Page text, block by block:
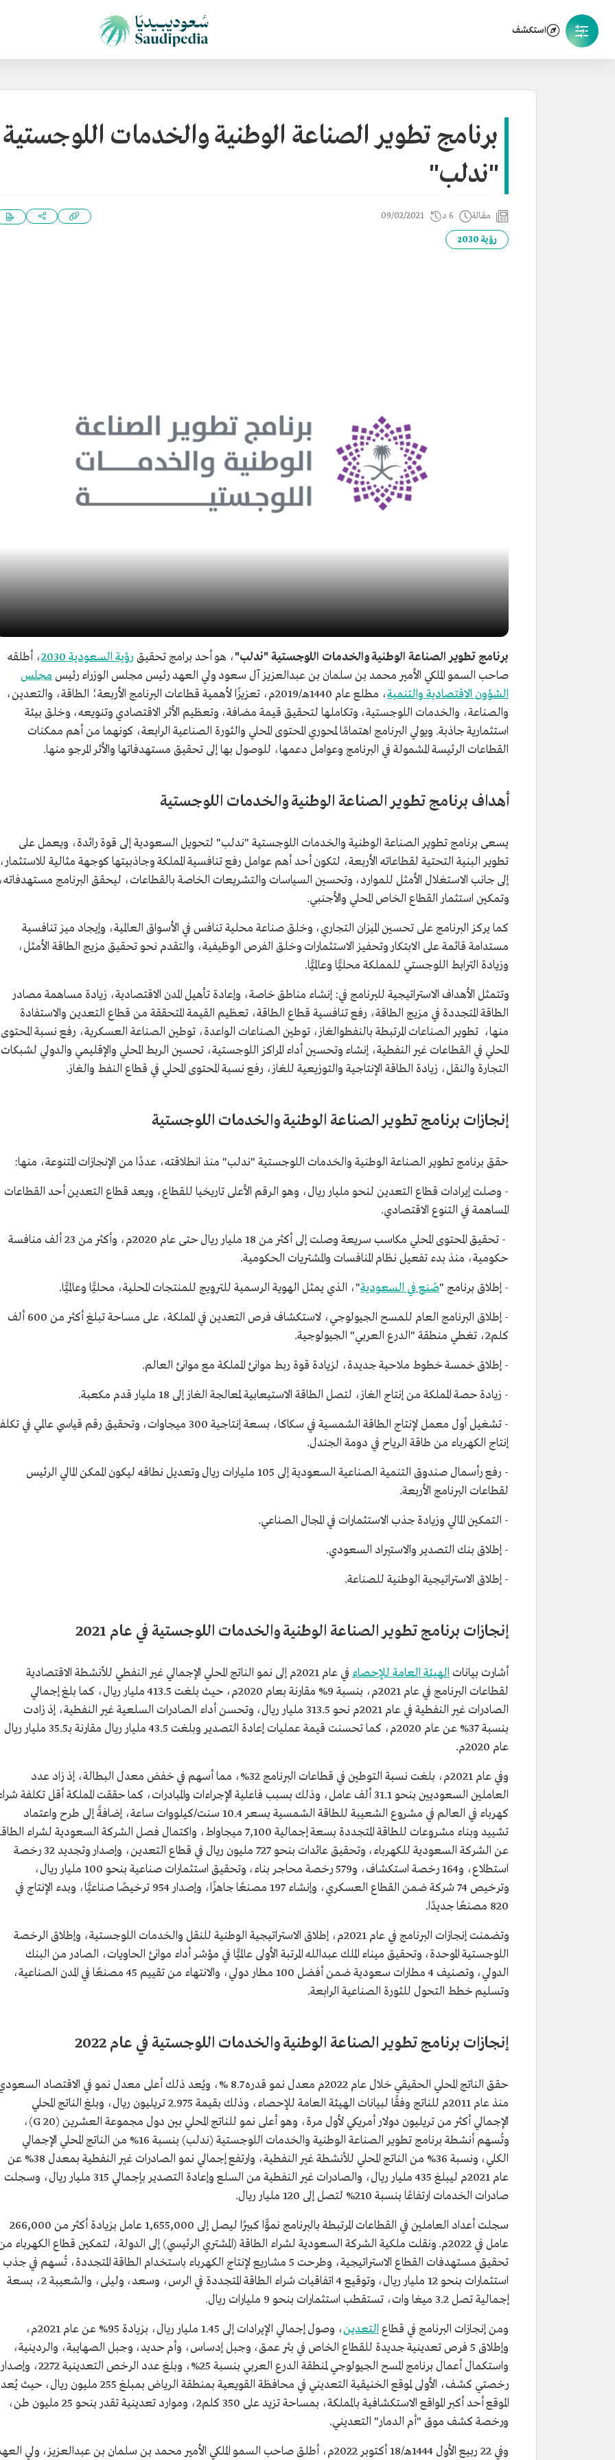
استكشف
برنامج تطوير الصناعة الوطنية والخدمات اللوجستية
"ندلب"
مقالة 6 د 09/02/2021
رؤية 2030
برنامج تطوير الصناعة الوطنية والخدمات اللوجستية "ندلب"، هو أحد برامج تحقيق رؤية السعودية 2030
، أطلقه
صاحب السمو الملكي الأمير محمد بن سلمان بن عبدالعزيز آل سعود ولي العهد رئيس مجلس الوزراء رئيس مجلس
الشؤون الاقتصادية والتنمية
، مطلع عام 1440هـ/2019م، تعزيزًا لأهمية قطاعات البرنامج الأربعة؛ الطاقة، والتعدين،
والصناعة، والخدمات اللوجستية، وتكاملها لتحقيق قيمة مضافة، وتعظيم الأثر الاقتصادي وتنويعه، وخلق بيئة
استثمارية جاذبة. ويولي البرنامج اهتمامًا لمحوري المحتوى المحلي والثورة الصناعية الرابعة، كونهما من أهم ممكنات
القطاعات الرئيسة المشمولة في البرنامج وعوامل دعمها، للوصول بها إلى تحقيق مستهدفاتها والأثر المرجو منها.
أهداف برنامج تطوير الصناعة الوطنية والخدمات اللوجستية
يسعى برنامج تطوير الصناعة الوطنية والخدمات اللوجستية "ندلب" لتحويل السعودية إلى قوة رائدة، ويعمل على
تطوير البنية التحتية لقطاعاته الأربعة، لتكون أحد أهم عوامل رفع تنافسية المملكة وجاذبيتها كوجهة مثالية للاستثمار،
إلى جانب الاستغلال الأمثل للموارد، وتحسين السياسات والتشريعات الخاصة بالقطاعات، ليحقق البرنامج
وتمكين استثمار القطاع الخاص المحلي والأجنبي.
كما يركز البرنامج على تحسين الميزان التجاري، وخلق صناعة محلية تنافس في الأسواق العالمية، وإيجاد ميز تنافسية
مستدامة قائمة على الابتكار وتحفيز الاستثمارات وخلق الفرص الوظيفية، والتقدم نحو تحقيق مزيج الطاقة الأمثل،
وزيادة الترابط اللوجستي للمملكة محليًّا وعالميًّا.
وتتمثل الأهداف الاستراتيجية للبرنامج في: إنشاء مناطق خاصة، وإعادة تأهيل المدن الاقتصادية، زيادة مساهمة مصادر
الطاقة المتجددة في مزيج الطاقة، رفع تنافسية قطاع الطاقة، تعظيم القيمة المتحققة من قطاع التعدين والاستفادة
منها، تطوير الصناعات المرتبطة بالنفطوالغاز، توطين الصناعات الواعدة، توطين الصناعة العسكرية، رفع نسبة المحتوى
المحلي في القطاعات غير النفطية، إنشاء وتحسين أداء المراكز اللوجستية، تحسين الربط المحلي والإقليمي والدولي لشبكات
التجارة والنقل، زيادة الطاقة الإنتاجية والتوزيعية للغاز، رفع نسبة المحتوى المحلي في قطاع النفط والغاز.
إنجازات برنامج تطوير الصناعة الوطنية والخدمات اللوجستية
حقق برنامج تطوير الصناعة الوطنية والخدمات اللوجستية "ندلب" منذ انطلاقته، عددًا من الإنجازات المتنوعة، منها:
- وصلت إيرادات قطاع التعدين لنحو مليار ريال، وهو الرقم الأعلى تاريخيا للقطاع، ويعد قطاع التعدين أحد القطاعات
المساهمة في التنوع الاقتصادي.
- تحقيق المحتوى المحلي مكاسب سريعة وصلت إلى أكثر من 18 مليار ريال حتى عام 2020م، وأكثر من 23 ألف منافسة
حكومية، منذ بدء تفعيل نظام المنافسات والمشتريات الحكومية.
- إطلاق برنامج "صُنع في السعودية"، الذي يمثل الهوية الرسمية للترويج للمنتجات المحلية، محليًّا وعالميًّا.
- إطلاق البرنامج العام للمسح الجيولوجي، لاستكشاف فرص التعدين في المملكة، على مساحة تبلغ أكثر من 600 ألف
كلم2، تغطي منطقة "الدرع العربي" الجيولوجية.
- إطلاق خمسة خطوط ملاحية جديدة، لزيادة قوة ربط موانئ المملكة مع موانئ العالم.
- زيادة حصة المملكة من إنتاج الغاز، لتصل الطاقة الاستيعابية لمعالجة الغاز إلى 18 مليار قدم مكعبة.
- تشغيل أول معمل لإنتاج الطاقة الشمسية في سكاكا، بسعة إنتاجية 300 ميجاوات، وتحقيق رقم قياسي عالمي في
إنتاج الكهرباء من طاقة الرياح في دومة الجندل.
- رفع رأسمال صندوق التنمية الصناعية السعودية إلى 105 مليارات ريال وتعديل نطاقه ليكون الممكن المالي الرئيس
لقطاعات البرنامج الأربعة.
- التمكين المالي وزيادة جذب الاستثمارات في المجال الصناعي.
- إطلاق بنك التصدير والاستيراد السعودي.
- إطلاق الاستراتيجية الوطنية للصناعة.
إنجازات برنامج تطوير الصناعة الوطنية والخدمات اللوجستية في عام 2021
أشارت بيانات الهيئة العامة للإحصاء
في عام 2021م إلى نمو الناتج المحلي الإجمالي غير النفطي للأنشطة الاقتصادية
لقطاعات البرنامج في عام 2021م، بنسبة 9% مقارنة بعام 2020م، حيث بلغت 413.5 مليار ريال، كما بلغ إجمالي
الصادرات غير النفطية في عام 2021م نحو 313.5 مليار ريال، وتحسن أداء الصادرات السلعية غير النفطية، إذ زادت
بنسبة 37% عن عام 2020م، كما تحسنت قيمة عمليات إعادة التصدير وبلغت 43.5 مليار ريال مقارنة بـ35.5 مليار ريال
عام 2020م.
وفي عام 2021م، بلغت نسبة التوطين في قطاعات البرنامج 32%، مما أسهم في خفض معدل البطالة، إذ زاد عدد
العاملين السعوديين بنحو 31.1 ألف عامل، وذلك بسبب فاعلية الإجراءات والمبادرات، كما حققت المملكة أقل تكلفة
كهرباء في العالم في مشروع الشعيبة للطاقة الشمسية بسعر 10.4 سنت/كيلووات ساعة، إضافةً إلى طرح واعتماد
تشييد وبناء مشروعات للطاقة المتجددة بسعة إجمالية 7,100 ميجاواط، واكتمال فصل الشركة السعودية لشراء
عن الشركة السعودية للكهرباء، وتحقيق عائدات بنحو 727 مليون ريال في قطاع التعدين، وإصدار وتجديد 32 رخصة
استطلاع، و164 رخصة استكشاف، و579 رخصة محاجر بناء، وتحقيق استثمارات صناعية بنحو 100 مليار ريال،
وترخيص 74 شركة ضمن القطاع العسكري، وإنشاء 197 مصنعًا جاهزًا، وإصدار 954 ترخيصًا صناعيًّا، وبدء الإنتاج في
820 مصنعًا جديدًا.
وتضمنت إنجازات البرنامج في عام 2021م، إطلاق الاستراتيجية الوطنية للنقل والخدمات اللوجستية، وإطلاق الرخصة
اللوجستية الموحدة، وتحقيق ميناء الملك عبدالله المرتبة الأولى عالميًّا في مؤشر أداء موانئ الحاويات، الصادر من البنك
الدولي، وتصنيف 4 مطارات سعودية ضمن أفضل 100 مطار دولي، والانتهاء من تقييم 45 مصنعًا في المدن الصناعية،
وتسليم خطط التحول للثورة الصناعية الرابعة.
إنجازات برنامج تطوير الصناعة الوطنية والخدمات اللوجستية في عام 2022
حقق الناتج المحلي الحقيقي خلال عام 2022م معدل نمو قدره 8.7 %، ويُعد ذلك أعلى معدل نمو في الاقتصاد
منذ عام 2011م للناتج وفقًا لبيانات الهيئة العامة للإحصاء، وذلك بقيمة 2.975 تريليون ريال، وبلغ الناتج المحلي
الإجمالي أكثر من تريليون دولار أمريكي لأول مرة، وهو أعلى نمو للناتج المحلي بين دول مجموعة العشرين (G 20)،
وتُسهم أنشطة برنامج تطوير الصناعة الوطنية والخدمات اللوجستية (ندلب) بنسبة 16% من الناتج المحلي الإجمالي
الكلي، ونسبة 36% من الناتج المحلي للأنشطة غير النفطية، وارتفع إجمالي نمو الصادرات غير النفطية بمعدل 38% عن
عام 2021م ليبلغ 435 مليار ريال، والصادرات غير النفطية من السلع وإعادة التصدير بإجمالي 315 مليار ريال، وسجلت
صادرات الخدمات ارتفاعًا بنسبة 210% لتصل إلى 120 مليار ريال.
سجلت أعداد العاملين في القطاعات المرتبطة بالبرنامج نموًّا كبيرًا ليصل إلى 1,655,000 عامل بزيادة أكثر من 266,000
عامل في 2022م. ونقلت ملكية الشركة السعودية لشراء الطاقة (المشتري الرئيسي) إلى الدولة، لتمكين قطاع الكهرباء
تحقيق مستهدفات القطاع الاستراتيجية، وطرحت 5 مشاريع لإنتاج الكهرباء باستخدام الطاقة المتجددة، تُسهم في جذب
استثمارات بنحو 12 مليار ريال، وتوقيع 4 اتفاقيات شراء الطاقة المتجددة في الرس، وسعد، وليلى، والشعيبة 2، بسعة
إجمالية تصل 3.2 ميغا وات، تستقطب استثمارات بنحو 9 مليارات ريال.
ومن إنجازات البرنامج في قطاع التعدين
، وصول إجمالي الإيرادات إلى 1.45 مليار ريال، بزيادة 95% عن عام 2021م،
وإطلاق 5 فرص تعدينية جديدة للقطاع الخاص في بئر عمق، وجبل إدساس، وأم حديد، وجبل الصهايبة، والردينية،
واستكمال أعمال برنامج المسح الجيولوجي لمنطقة الدرع العربي بنسبة 25%، وبلغ عدد الرخص التعدينية 2272، وإصدار
رخصتي كشـف، الأولى لموقع الخنيقية التعديني في محافظة القويعية بمنطقة الرياض بمبلغ 255 مليون ريال، حيث يُعد
الموقع أحد أكبر المواقع الاستكشافية بالمملكة، بمساحة تزيد على 350 كلم2، وموارد تعدينية تقدر بنحو 25 مليون طن،
ورخصة كشف موق "أم الدمار" التعديني.
وفي 22 ربيع الأول 1444هـ/18 أكتوبر 2022م، أطلق صاحب السمو الملكي الأمير محمد بن سلمان بن عبدالعزيز، ولي